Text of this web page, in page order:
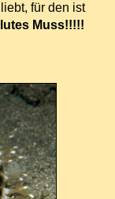
für den ist
Muss!!!!!